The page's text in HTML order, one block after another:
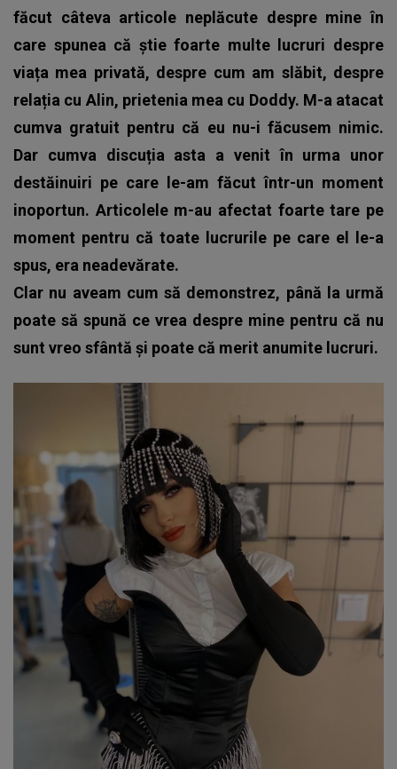
făcut câteva articole neplăcute despre mine în
care spunea că știe foarte multe lucruri despre
viața mea privată, despre cum am slăbit, despre
relația cu Alin, prietenia mea cu Doddy. M-a atacat
cumva gratuit pentru că eu nu-i făcusem nimic.
Dar cumva discuția asta a venit în urma unor
destăinuiri pe care le-am făcut într-un moment
inoportun. Articolele m-au afectat foarte tare pe
moment pentru că toate lucrurile pe care el le-a
spus, era neadevărate.
Clar nu aveam cum să demonstrez, până la urmă
poate să spună ce vrea despre mine pentru că nu
sunt vreo sfântă și poate că merit anumite lucruri.